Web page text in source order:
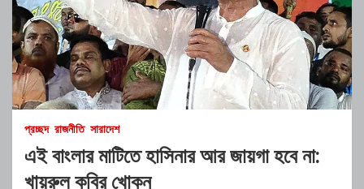
প্রচ্ছদ রাজনীতি সারাদেশ
এই বাংলার মাটিতে হাসিনার আর জায়গা হবে না:
খায়রুল কবির খোকন